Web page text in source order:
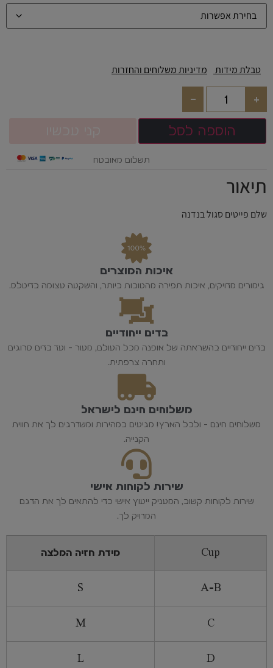
טבלת מידות מדיניות משלוחים והחזרות
+
-
הוספה לסל
תשלום מאובטח
תיאור
שלם פייטים סגול בנדנה
איכות המוצרים
גימורים מדויקים, איכות תפירה מהטובות ביותר, והשקעה עצומה בדיטלס.
בדים ייחודיים
בדים ייחודיים בהשראתה של אופנה מכל העולם, מעור - ועד בדים סרוגים
ותחרה צרפתית.
משלוחים חינם לישראל
משלוחים חינם - ולכל הארץ! מגיעים במהירות ומשדרגים לך את חווית
הקנייה.
שירות לקוחות אישי
שירות לקוחות קשוב, המעניק ייעוץ אישי כדי להתאים לך את הדגם
המדויק לך.
Cup מידת חזיה המלצה
A-B
S
C
M
D
L